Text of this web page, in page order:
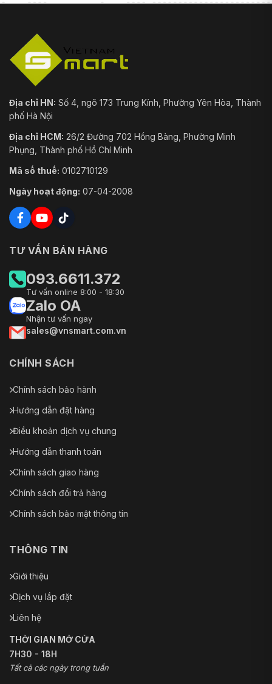
Địa chỉ HN: Số 4, ngõ 173 Trung Kính, Phường Yên Hòa, Thành
phố Hà Nội
Địa chỉ HCM: 26/2 Đường 702 Hồng Bàng, Phường Minh
Phụng, Thành phố Hồ Chí Minh
Mã số thuế: 0102710129
Ngày hoạt động: 07-04-2008
TƯ VẤN BÁN HÀNG
093.6611.372
Tư vấn online 8:00 - 18:30
Zalo OA
Nhận tư vấn ngay
sales@vnsmart.com.vn
CHÍNH SÁCH
Chính sách bảo hành
Hướng dẫn đặt hàng
Điều khoản dịch vụ chung
Hướng dẫn thanh toán
Chính sách giao hàng
Chính sách đổi trả hàng
Chính sách bảo mật thông tin
THÔNG TIN
Giới thiệu
Dịch vụ lắp đặt
Liên hệ
THỜI GIAN MỞ CỬA
7H30 - 18H
Tất cả các ngày trong tuần